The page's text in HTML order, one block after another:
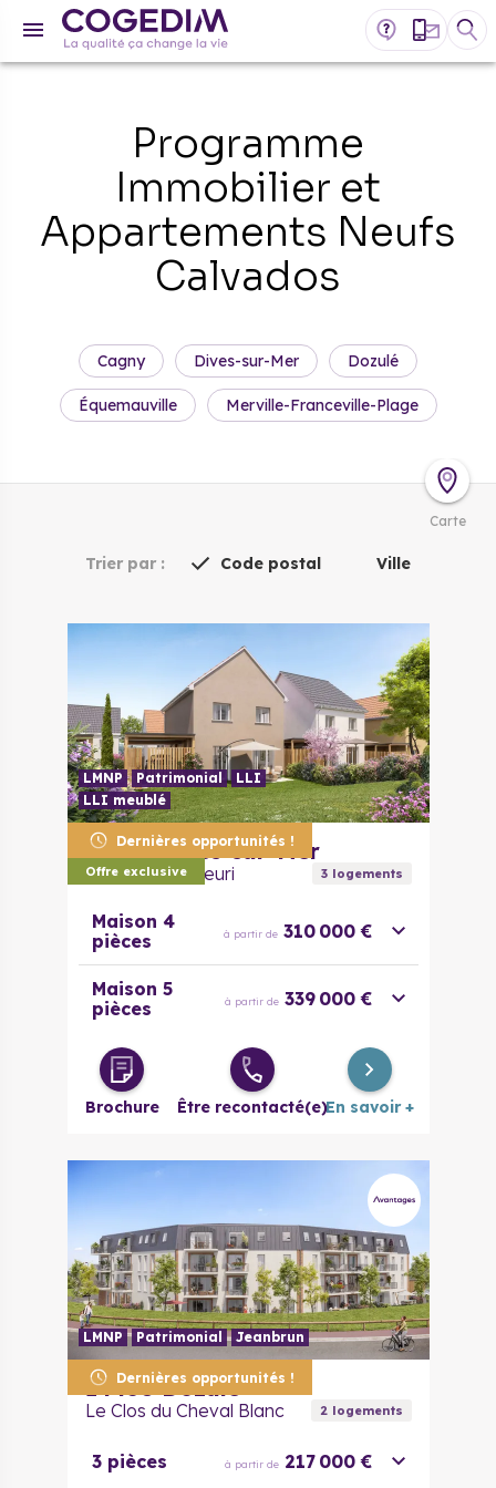
Programme
Immobilier et
Appartements Neufs
Calvados
Cagny Dives-sur-Mer Dozulé
Équemauville Merville-Franceville-Plage
Carte
Trier par : Code postal Ville
Dernières opportunités !
Offre exclusive
LMNP Patrimonial
LLI
LLI meublé
14160 Dives-sur-Mer
Le Hameau Fleuri 3logements
Maison 4
pièces
à partir de 310 000 €
Maison 5
pièces
à partir de 339 000 €
Brochure Être recontacté(e)En savoir +
Dernières opportunités !
LMNP Patrimonial Jeanbrun
14430 Dozulé
Le Clos du Cheval Blanc 2logements
3 pièces à partir de 217 000 €